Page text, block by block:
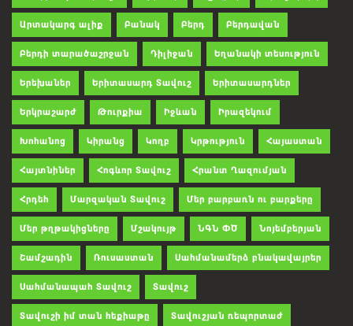
Արտակարգ ալիք Բանակ Բերդ Բերդավան
Բերդի տարածաշրջան Դիլիջան Եղանակի տեսություն
Երեխաներ Երիտասարդ Տավուշ Երիտասարդներ
Երկրաշարժ Թուրքիա Իջևան Իրազեկում
Խոհանոց Կիրանց Կողբ Կրթություն Հայաստան
Հայտնիներ Հոգևոր Տավուշ Հրանտ Ղազումյան
Հրդեհ Մարզական Տավուշ Մեր բարբառն ու բարքերը
Մեր թղթակիցները Մշակույթ ՆԳՆ ՓԾ Նոյեմբերյան
Շամշադին Ռուսաստան Սահմանամերձ բնակավայրեր
Սահմանապահ Տավուշ Տավուշ
Տավուշի իմ տան հեքիաթը Տավուշյան ռեպորտաժ